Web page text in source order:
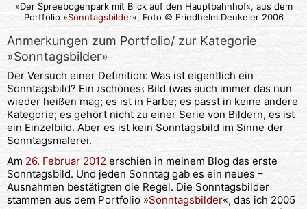
»Der Spreebogenpark mit Blick auf den Hauptbahnhof«, aus dem
Portfolio »Sonntagsbilder«, Foto © Friedhelm Denkeler 2006
Anmerkungen zum Portfolio/ zur Kategorie
»Sonntagsbilder»
Der Versuch einer Definition: Was ist eigentlich ein
Sonntagsbild? Ein ›schönes‹ Bild (was auch immer das nun
wieder heißen mag; es ist in Farbe; es passt in keine andere
Kategorie; es gehört nicht zu einer Serie von Bildern, es ist
ein Einzelbild. Aber es ist kein Sonntagsbild im Sinne der
Sonntagsmalerei.
Am 26. Februar 2012 erschien in meinem Blog das erste
Sonntagsbild. Und jeden Sonntag gab es ein neues –
Ausnahmen bestätigten die Regel. Die Sonntagsbilder
stammen aus dem Portfolio »Sonntagsbilder«, das ich 2005